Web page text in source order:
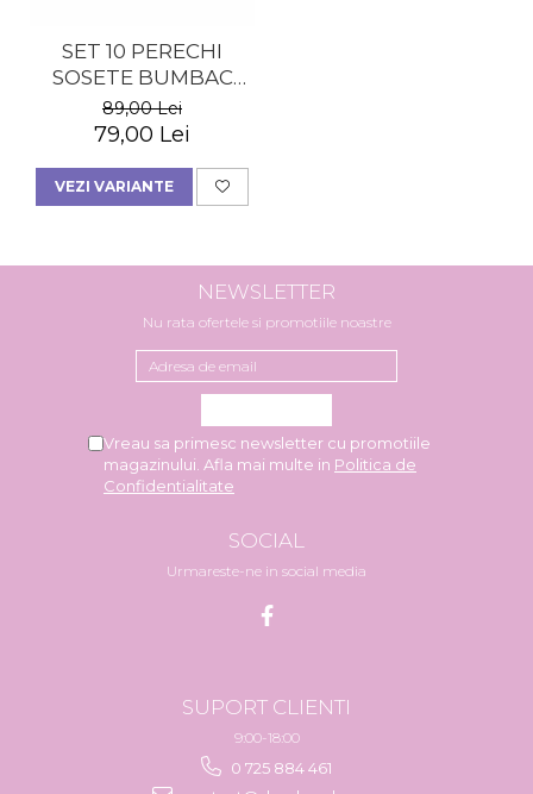
SET 10 PERECHI
SOSETE BUMBAC
SCURTE - DAMA
89,00 Lei
79,00 Lei
VEZI VARIANTE
NEWSLETTER
Nu rata ofertele si promotiile noastre
Vreau sa primesc newsletter cu promotiile
magazinului. Afla mai multe in Politica de
Confidentialitate
SOCIAL
Urmareste-ne in social media
SUPORT CLIENTI
9:00-18:00
0 725 884 461